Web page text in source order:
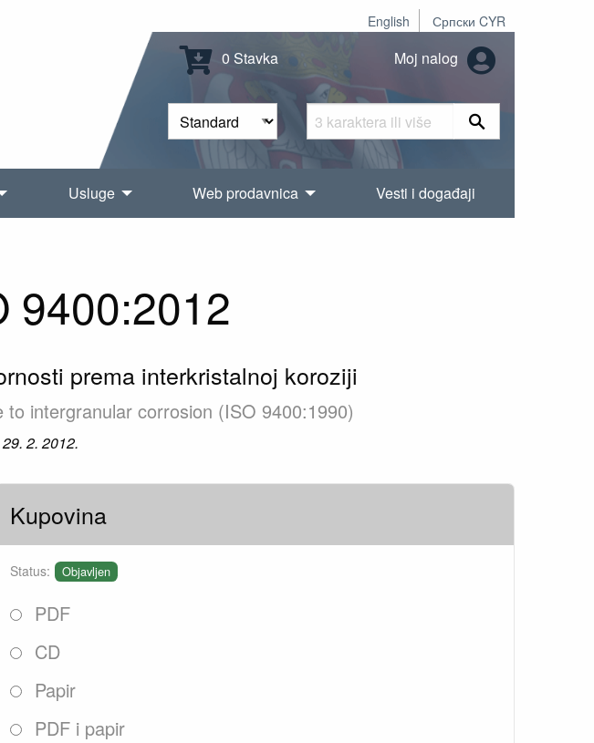
English Српски CYR
0 Stavka Moj nalog
Usluge Web prodavnica Vesti i događaji
9400:2012
prema interkristalnoj koroziji
intergranular corrosion (ISO 9400:1990)
29. 2. 2012.
Kupovina
Status: Objavljen
PDF
CD
Papir
PDF i papir